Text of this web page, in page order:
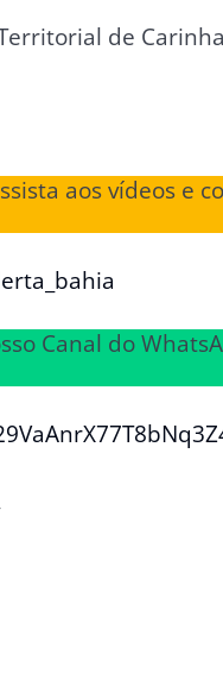
de
aos vídeos e
Canal do